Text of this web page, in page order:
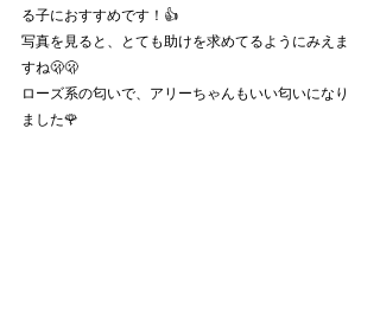
る子におすすめです！👍
写真を見ると、とても助けを求めてるようにみえま
すね🫢🫢
ローズ系の匂いで、アリーちゃんもいい匂いになり
ました🌹